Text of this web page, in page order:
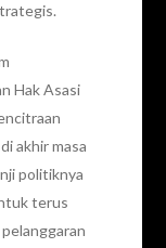
Hak Asasi
akhir masa
politiknya
terus